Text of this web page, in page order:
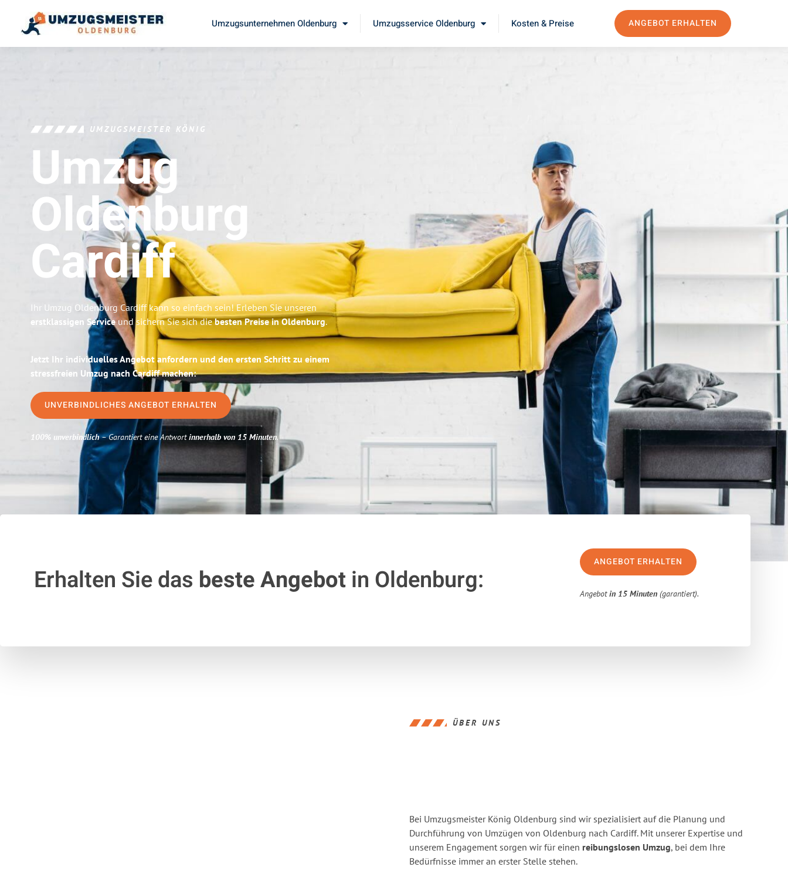
Umzugsunternehmen Oldenburg Umzugsservice Oldenburg Kosten & Preise ANGEBOT ERHALTEN
UMZUGSMEISTER KÖNIG
Umzug
Oldenburg
Cardiff
Ihr Umzug Oldenburg Cardiff kann so einfach sein! Erleben Sie unseren
erstklassigen Serviceund sichern Sie sich diebesten Preise in Oldenburg.
Jetzt Ihr individuelles Angebot anfordern und den ersten Schritt zu einem
stressfreien Umzug nach Cardiff machen:
UNVERBINDLICHES ANGEBOT ERHALTEN
100% unverbindlich– Garantiert eine Antwortinnerhalb von 15 Minuten.
Erhalten Sie das beste Angebotin Oldenburg:
ANGEBOT ERHALTEN
Angebotin 15 Minuten (garantiert).
ÜBER UNS
Bei Umzugsmeister König Oldenburg sind wir spezialisiert auf die Planung und
Durchführung von Umzügen von Oldenburg nach Cardiff. Mit unserer Expertise und
unserem Engagement sorgen wir für einen reibungslosen Umzug, bei dem Ihre
Bedürfnisse immer an erster Stelle stehen.